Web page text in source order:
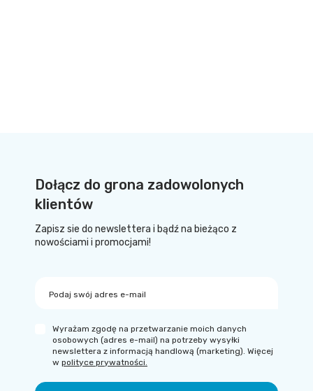
Dołącz do grona zadowolonych
klientów
Zapisz sie do newslettera i bądź na bieżąco z
nowościami i promocjami!
Podaj swój adres e-mail
Wyrażam zgodę na przetwarzanie moich danych
osobowych (adres e-mail) na potrzeby wysyłki
newslettera z informacją handlową (marketing). Więcej
w polityce prywatności.